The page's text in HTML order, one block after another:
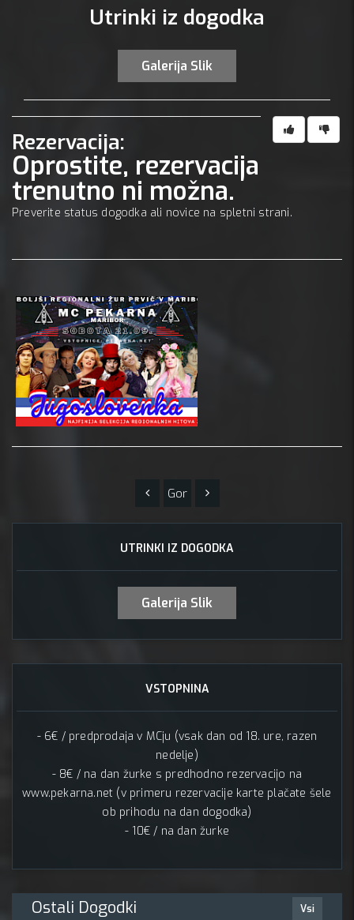
Utrinki iz dogodka
Galerija Slik
Rezervacija:
Oprostite, rezervacija
trenutno ni možna.
Preverite status dogodka ali novice na spletni strani.
Gor
UTRINKI IZ DOGODKA
Galerija Slik
VSTOPNINA
- 6€ / predprodaja v MCju (vsak dan od 18. ure, razen
nedelje)
- 8€ / na dan žurke s predhodno rezervacijo na
www.pekarna.net (v primeru rezervacije karte plačate šele
ob prihodu na dan dogodka)
- 10€ / na dan žurke
Ostali Dogodki Vsi